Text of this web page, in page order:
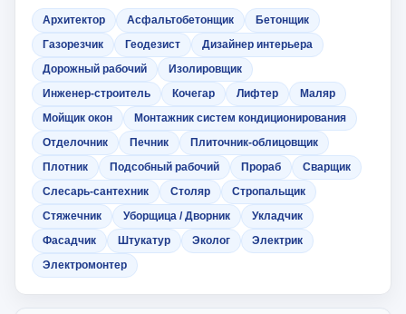
Архитектор Асфальтобетонщик
Бетонщик
Газорезчик
Геодезист
Дизайнер интерьера
Дорожный рабочий
Изолировщик
Инженер-строитель
Кочегар Лифтер
Маляр
Мойщик окон
Монтажник систем кондиционирования
Отделочник
Печник
Плиточник-облицовщик
Плотник
Подсобный рабочий Прораб
Сварщик
Слесарь-сантехник
Столяр
Стропальщик
Стяжечник
Уборщица / Дворник
Укладчик
Фасадчик
Штукатур Эколог
Электрик
Электромонтер